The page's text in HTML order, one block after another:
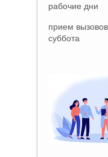
рабочие дни
прием
суббота